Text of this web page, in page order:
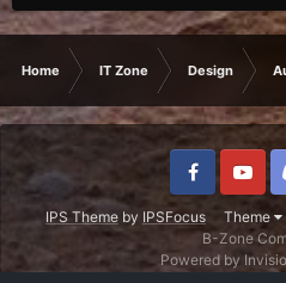
Home IT Zone Design
IPS Theme by IPSFocus Theme
B-Zone
Powered by